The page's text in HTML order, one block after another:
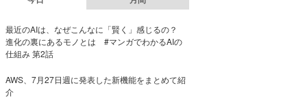
最近のAIは、なぜこんなに「賢く」感じるの？
進化の裏にあるモノとは #マンガでわかるAIの
仕組み 第2話
AWS、7月27日週に発表した新機能をまとめて紹
介